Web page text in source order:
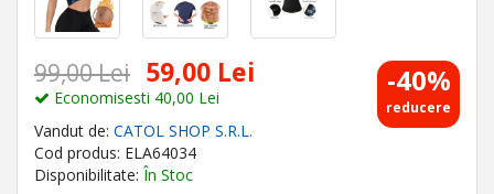
-40%
reducere
99,00 Lei 59,00 Lei
Economisesti 40,00 Lei
Vandut de: CATOL SHOP S.R.L.
Cod produs: ELA64034
Disponibilitate: În Stoc